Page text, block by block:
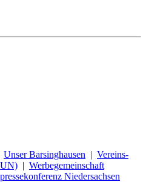
Unser Barsinghausen | Vereins-
| Werbegemeinschaft
Niedersachsen